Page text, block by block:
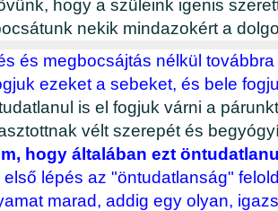
hogy a szüleink igenis
nekik mindazokért a
és megbocsájtás nélkül
ezeket a sebeket, és bele
is el fogjuk várni a
vélt szerepét és
hogy általában ezt
lépés az "öntudatlanság"
marad, addig egy olyan,